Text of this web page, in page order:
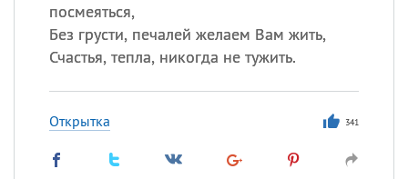
посмеяться,
Без грусти, печалей желаем Вам жить,
Счастья, тепла, никогда не тужить.
Открытка 341